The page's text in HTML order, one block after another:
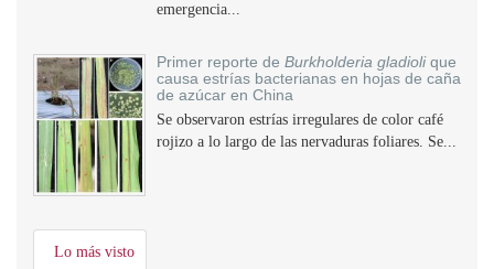
emergencia...
Primer reporte de Burkholderia gladiolique
causa estrías bacterianas en hojas de caña
de azúcar en China
Se observaron estrías irregulares de color café
rojizo a lo largo de las nervaduras foliares. Se...
Lo más visto